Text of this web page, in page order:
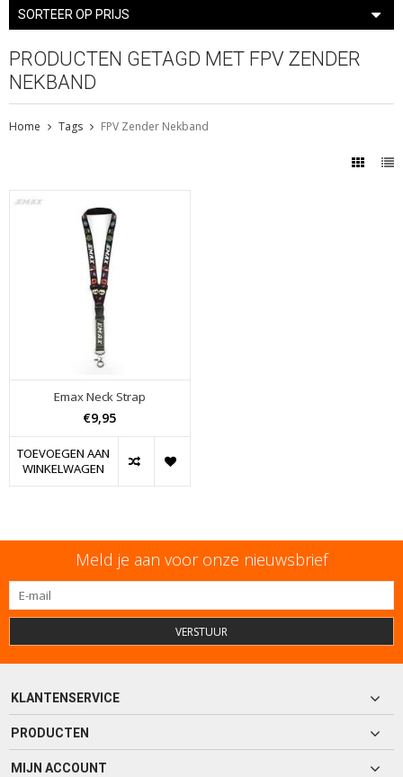
SORTEER OP PRIJS
PRODUCTEN GETAGD MET FPV ZENDER
NEKBAND
Home Tags FPV Zender Nekband
Emax Neck Strap
€9,95
TOEVOEGEN AAN
WINKELWAGEN
Meld je aan voor onze nieuwsbrief
VERSTUUR
KLANTENSERVICE
PRODUCTEN
MIJN ACCOUNT